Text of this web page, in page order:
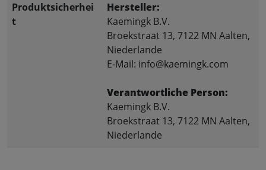
Produktsicherhei
t
Hersteller:
Kaemingk B.V.
Broekstraat 13, 7122 MN Aalten,
Niederlande
E-Mail: info@kaemingk.com
Verantwortliche Person:
Kaemingk B.V.
Broekstraat 13, 7122 MN Aalten,
Niederlande